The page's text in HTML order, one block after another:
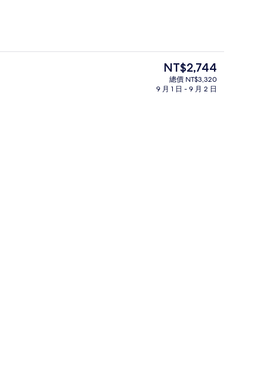
季節性室外游泳池，開放時間為 08:00 至 21:00，提供日光浴躺椅
目
前
的
NT$2,744
總價 NT$3,320
9 月 1 日 - 9 月 2 日